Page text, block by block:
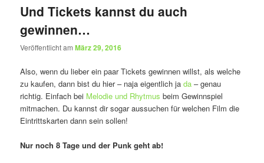
Und Tickets kannst du auch
gewinnen…
Veröffentlicht amMärz 29, 2016
Also, wenn du lieber ein paar Tickets gewinnen willst, als welche
zu kaufen, dann bist du hier – naja eigentlich jada – genau
richtig. Einfach bei Melodie und Rhytmus beim Gewinnspiel
mitmachen. Du kannst dir sogar aussuchen für welchen Film die
Eintrittskarten dann sein sollen!
Nur noch 8 Tage und der Punk geht ab!